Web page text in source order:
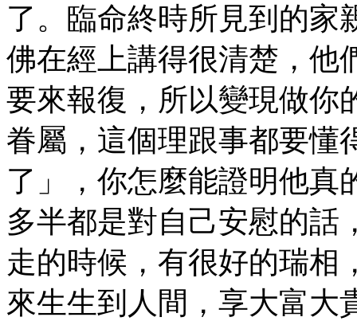
了。臨命終時所見到的家
佛在經上講得很清楚，他
要來報復，所以變現做你
眷屬，這個理跟事都要懂
了」，你怎麼能證明他真
多半都是對自己安慰的話
走的時候，有很好的瑞相
來生生到人間，享大富大